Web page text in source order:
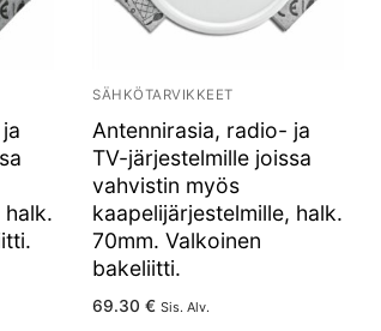
halk.
SÄHKÖTARVIKKEET
Antennirasia, radio- ja
TV-järjestelmille joissa
vahvistin myös
kaapelijärjestelmille, halk.
70mm. Valkoinen
bakeliitti.
69.30 € Sis. Alv.